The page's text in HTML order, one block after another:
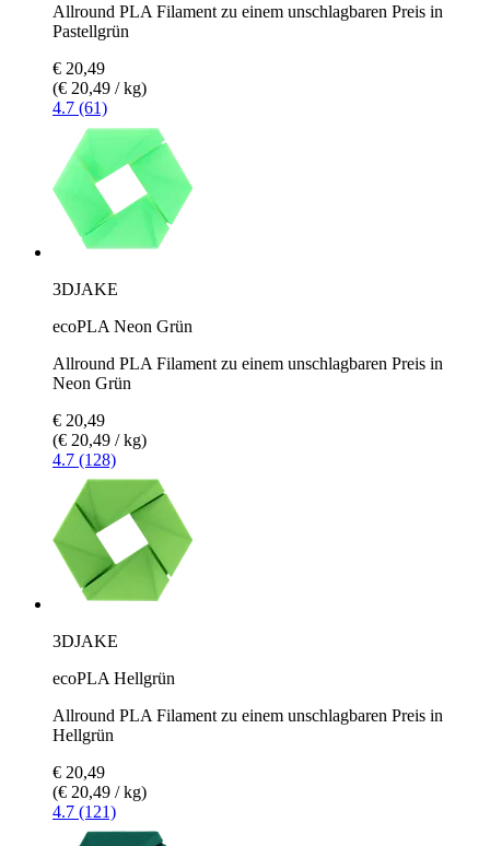
Allround PLA Filament zu einem unschlagbaren Preis in
Pastellgrün
€ 20,49
(€ 20,49 / kg)
4.7 (61)
3DJAKE
ecoPLA Neon Grün
Allround PLA Filament zu einem unschlagbaren Preis in
Neon Grün
€ 20,49
(€ 20,49 / kg)
4.7 (128)
3DJAKE
ecoPLA Hellgrün
Allround PLA Filament zu einem unschlagbaren Preis in
Hellgrün
€ 20,49
(€ 20,49 / kg)
4.7 (121)